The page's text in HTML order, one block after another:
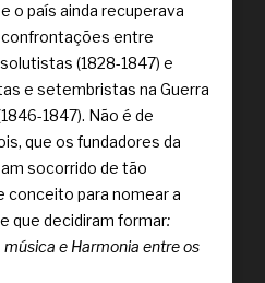
o país ainda recuperava
entre
(1828-1847) e
e setembristas na Guerra
1847). Não é de
que os fundadores da
socorrido de tão
conceito para nomear a
que decidiram formar:
música e Harmonia entre os